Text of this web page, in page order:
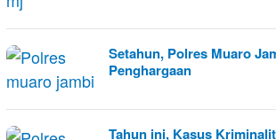
Setahun, Polres Muaro
Penghargaan
Tahun ini, Kasus